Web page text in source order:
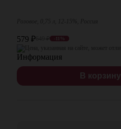
579 ₽ -11%
В корзину